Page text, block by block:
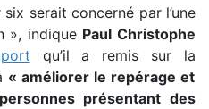
serait concerné par l’une
», indique Paul Christophe
qu’il a remis sur la
« améliorer le repérage et
présentant des